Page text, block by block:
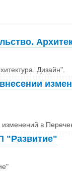
Дизайн".
в
"Развитие"